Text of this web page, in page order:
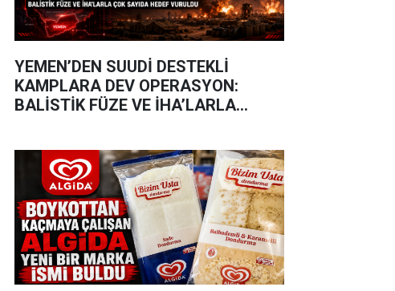
YEMEN’DEN SUUDİ DESTEKLİ
KAMPLARA DEV OPERASYON:
BALİSTİK FÜZE VE İHA’LARLA